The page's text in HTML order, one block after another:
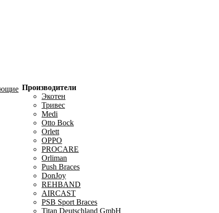
Производители
Экотен
Тривес
Medi
Otto Bock
Orlett
OPPO
PROCARE
Orliman
Push Braces
DonJoy
REHBAND
AIRCAST
PSB Sport Braces
Titan Deutschland GmbH